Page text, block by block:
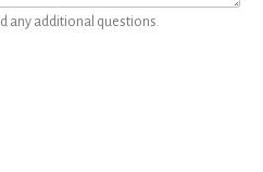
any additional questions.